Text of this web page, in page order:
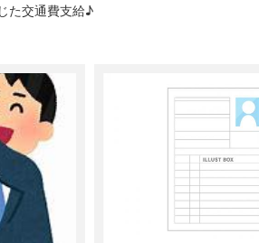
た交通費支給♪